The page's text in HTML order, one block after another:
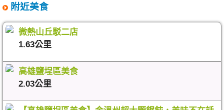
附近美食
微熱山丘駁二店
1.63公里
高雄鹽埕區美食
2.03公里